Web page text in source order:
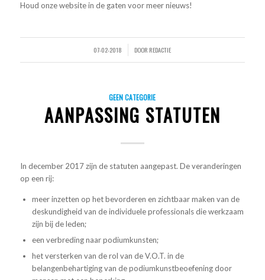
Houd onze website in de gaten voor meer nieuws!
07-02-2018 DOOR REDACTIE
GEEN CATEGORIE
AANPASSING STATUTEN
In december 2017 zijn de statuten aangepast. De veranderingen
op een rij:
meer inzetten op het bevorderen en zichtbaar maken van de
deskundigheid van de individuele professionals die werkzaam
zijn bij de leden;
een verbreding naar podiumkunsten;
het versterken van de rol van de V.O.T. in de
belangenbehartiging van de podiumkunstbeoefening door